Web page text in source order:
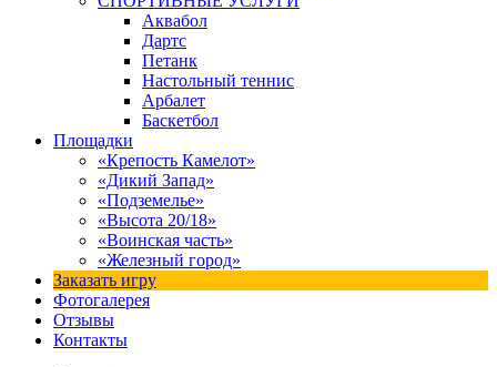
Аквабол
Дартс
Петанк
Настольный теннис
Арбалет
Баскетбол
Площадки
«Крепость Камелот»
«Дикий Запад»
«Подземелье»
«Высота 20/18»
«Воинская часть»
«Железный город»
Заказать игру
Фотогалерея
Отзывы
Контакты